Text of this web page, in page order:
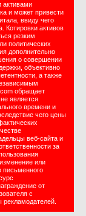
активами
и может привести
ввиду чего
Котировки активов
резким
политических
дополнительно
о совершении
объективно
а также
обращает
является
времени и
чего цены
веб-сайта и
за
или
письменного
от
с